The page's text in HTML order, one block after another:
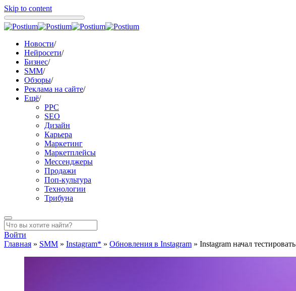
Skip to content
Новости/
Нейросети/
Бизнес/
SMM/
Обзоры/
Реклама на сайте/
Ещё/
PPC
SEO
Дизайн
Карьера
Маркетинг
Маркетплейсы
Мессенджеры
Продажи
Поп-культура
Технологии
Трибуна
Войти
Главная » SMM » Instagram* » Обновления в Instagram » Instagram начал